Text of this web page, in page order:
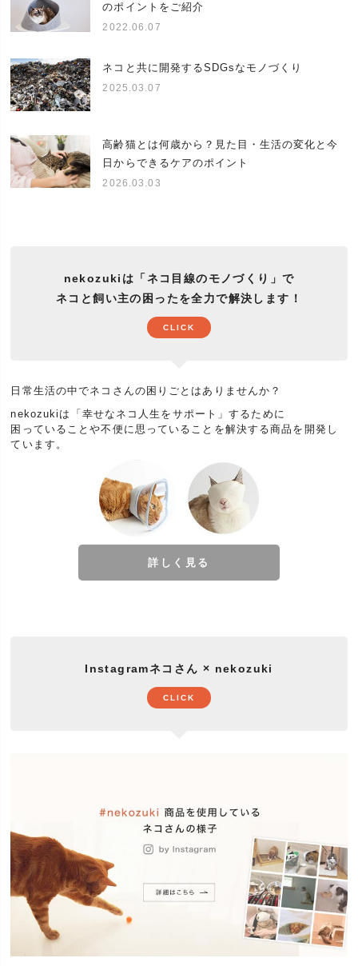
体の大きさ
小型、中型、大型
猫の年齢
子猫、成猫、高齢猫(老猫/シニア猫/年寄り猫)
イベント
当店のあみあみベットはプレゼントにもオススメで
す。
プレゼント(贈り物、プチギフト、ギフト)にオススメ
です。誕生日(バースデー)、クリスマス、お正月(お
せください。
日頃抱えているお悩みやあったらいいなをサポート
する企画『ネコさんとの暮らしの大辞典』ランキン
のポイントをご紹介
2022.06.07
ネコと共に開発するSDGsなモノづくり
2025.03.07
高齢猫とは何歳から？見た目・生活の変化と今
日からできるケアのポイント
2026.03.03
nekozukiは「ネコ目線のモノづくり」で
ネコと飼い主の困ったを全力で解決します！
CLICK
日常生活の中でネコさんの困りごとはありませんか？
nekozukiは「幸せなネコ人生をサポート」するために
困っていることや不便に思っていることを解決する商品を開発し
ています。
詳しく見る
Instagramネコさん × nekozuki
CLICK